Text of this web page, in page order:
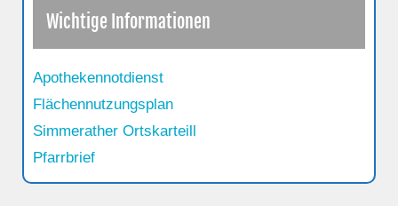
Wichtige Informationen
Apothekennotdienst
Flächennutzungsplan
Simmerather Ortskarteill
Pfarrbrief